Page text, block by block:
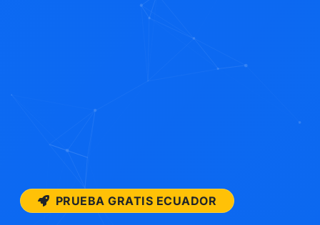
PRUEBA GRATIS ECUADOR